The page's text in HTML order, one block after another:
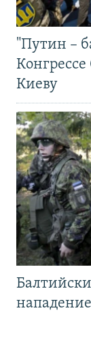
"Путин –
Киеву